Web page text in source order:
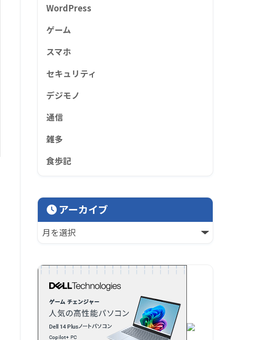
WordPress
ゲーム
スマホ
セキュリティ
デジモノ
通信
雑多
食歩記
アーカイブ